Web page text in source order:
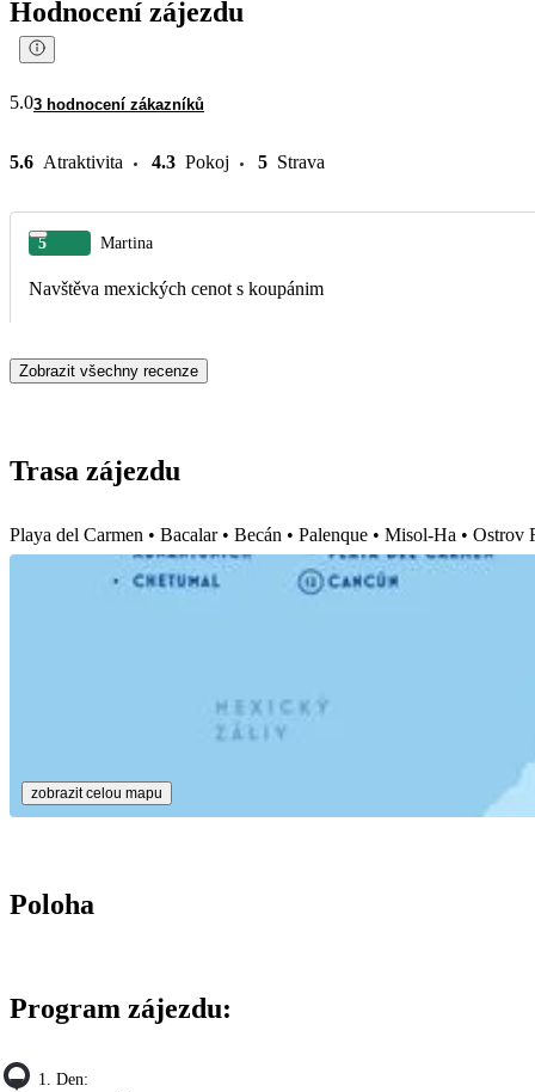
Hodnocení zájezdu
5.03 hodnocení zákazníků
5.6 Atraktivita 4.3 Pokoj 5 Strava
5 Martina
Navštěva mexických cenot s koupánim
Zobrazit všechny recenze
Trasa zájezdu
Playa del Carmen • Bacalar • Becán • Palenque • Misol-Ha •
zobrazit celou mapu
Poloha
Program zájezdu:
1. Den: